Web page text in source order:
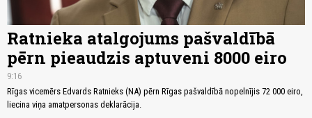
Ratnieka atalgojums pašvaldībā
pērn pieaudzis aptuveni 8000 eiro
9:16
Rīgas vicemērs Edvards Ratnieks (NA) pērn Rīgas pašvaldībā nopelnījis 72 000 eiro,
liecina viņa amatpersonas deklarācija.